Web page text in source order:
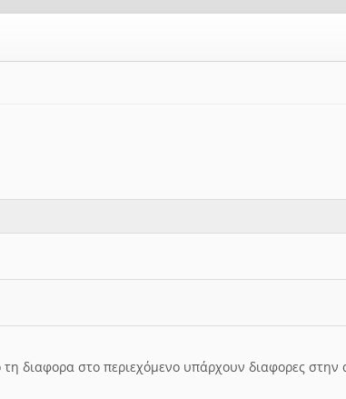
διαφορα στο περιεχόμενο υπάρχουν διαφορες στην